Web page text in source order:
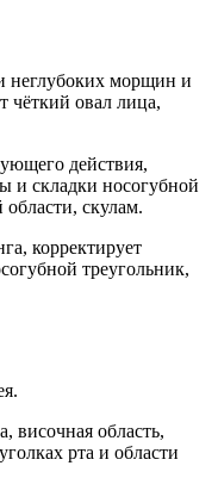
неглубоких морщин и
чёткий овал лица,
действия,
и складки носогубной
скулам.
корректирует
треугольник,
височная область,
рта и области